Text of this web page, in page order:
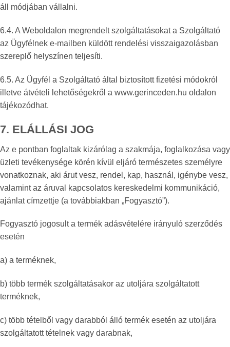
áll módjában vállalni.
6.4. A Weboldalon megrendelt szolgáltatásokat a Szolgáltató
az Ügyfélnek e-mailben küldött rendelési visszaigazolásban
szereplő helyszínen teljesíti.
6.5. Az Ügyfél a Szolgáltató által biztosított fizetési módokról
illetve átvételi lehetőségekről a www.gerinceden.hu oldalon
tájékozódhat.
7. ELÁLLÁSI JOG
Az e pontban foglaltak kizárólag a szakmája, foglalkozása vagy
üzleti tevékenysége körén kívül eljáró természetes személyre
vonatkoznak, aki árut vesz, rendel, kap, használ, igénybe vesz,
valamint az áruval kapcsolatos kereskedelmi kommunikáció,
ajánlat címzettje (a továbbiakban „Fogyasztó”).
Fogyasztó jogosult a termék adásvételére irányuló szerződés
esetén
a) a terméknek,
b) több termék szolgáltatásakor az utoljára szolgáltatott
terméknek,
c) több tételből vagy darabból álló termék esetén az utoljára
szolgáltatott tételnek vagy darabnak,